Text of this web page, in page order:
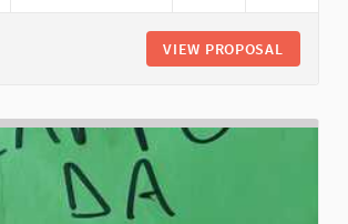
VIEW PROPOSAL